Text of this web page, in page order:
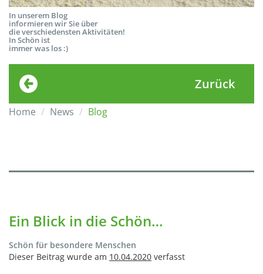
In unserem Blog
informieren wir Sie über
die verschiedensten Aktivitäten!
In Schön ist
immer was los :)
Zurück
Home News Blog
Ein Blick in die Schön…
Schön für besondere Menschen
Dieser Beitrag wurde am 10.04.2020 verfasst